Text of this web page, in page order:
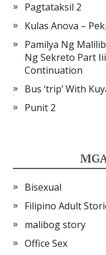
Pagtataksil 2
Kulas Anova –
Pamilya Ng
Ng Sekreto Part
Continuation
Bus ‘trip’ With
Punit 2
Bisexual
Filipino Adult
malibog story
Office Sex